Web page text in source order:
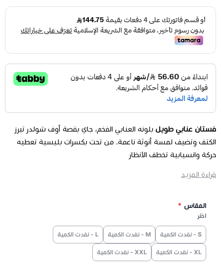
فستان عنابي طويل بلونه العنابي الفخم، جاي بقصة أوف شولدر تبرز
الكتف وتضيف لمسة أنوثة ناعمة. من تحت بكسرات بليسية تعطيه
حركة وانسيابية تخطف الأنظار
الماركة
: تريجر ايلاند .
التصميم :سهرة طويل عنابي اوف شولدر وبكسرات بليسية من
الاسفل
اللون: عنابي
المقاسات:S - M - L - XL - XXL-3XXL .
نصائح العناية :
قراءة المزيد
المقاس *
اختر
S - نفدت الكمية M - نفدت الكمية L - نفدت الكمية
XL - نفدت الكمية XXL - نفدت الكمية